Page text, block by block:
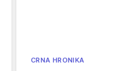
CRNA HRONIKA